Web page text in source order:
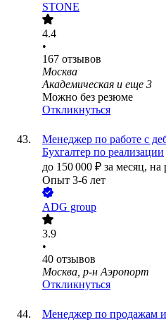
STONE
4.4
•
167 отзывов
Москва
Академическая и еще 3
Можно без резюме
Откликнуться
Менеджер по работе с
Бухгалтер по реализации
до 150 000 ₽ за месяц, на
Опыт 3-6 лет
ADG group
3.9
•
40 отзывов
Москва, р-н Аэропорт
Откликнуться
Менеджер по продажам и